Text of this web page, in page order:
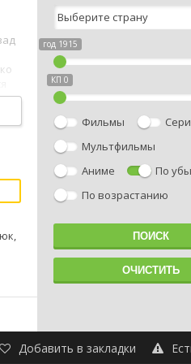
год 1915
КП 0
Фильмы
Мультфильмы
Аниме
По
По возрастанию
Добавить в закладки